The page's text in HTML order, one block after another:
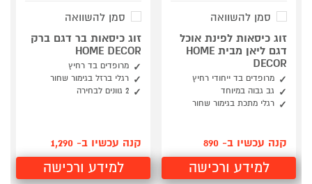
סמן להשוואה
זוג כיסאות לפינת אוכל
דגם ליאן מבית HOME
DECOR
מרופדים בד ייחודי רחיץ
גב גבוה במיוחד
רגלי מתכת בגימור שחור
קנה עכשיו ב- 890
למידע ורכישה
סמן להשוואה
זוג כיסאות בר דגם ברק
HOME DECOR
מרופדים בד רחיץ
רגלי ברזל בגימור שחור
2 גוונים לבחירה
קנה עכשיו ב- 1,290
למידע ורכישה